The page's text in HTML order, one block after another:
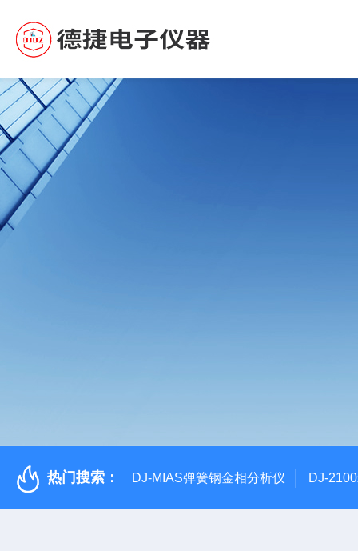
热门搜索： DJ-MIAS弹簧钢金相分析仪 DJ-